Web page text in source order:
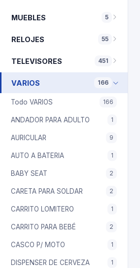
MUEBLES 5
RELOJES 55
TELEVISORES 451
VARIOS 166
Todo VARIOS 166
ANDADOR PARA ADULTO 1
AURICULAR 9
AUTO A BATERIA 1
BABY SEAT 2
CARETA PARA SOLDAR 2
CARRITO LOMITERO 1
CARRITO PARA BEBÉ 2
CASCO P/ MOTO 1
DISPENSER DE CERVEZA 1